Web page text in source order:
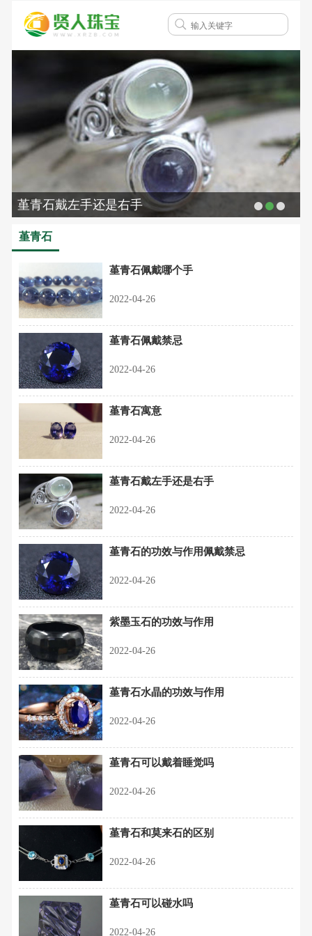
堇青石戴左手还是右手
堇青石
堇青石佩戴哪个手
2022-04-26
堇青石佩戴禁忌
2022-04-26
堇青石寓意
2022-04-26
堇青石戴左手还是右手
2022-04-26
堇青石的功效与作用佩戴禁忌
2022-04-26
紫墨玉石的功效与作用
2022-04-26
堇青石水晶的功效与作用
2022-04-26
堇青石可以戴着睡觉吗
2022-04-26
堇青石和莫来石的区别
2022-04-26
堇青石可以碰水吗
2022-04-26